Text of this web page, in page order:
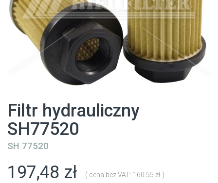
Filtr hydrauliczny
SH77520
SH 77520
197,48 zł ( cena bez VAT: 160.55 zł )